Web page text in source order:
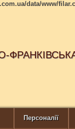
data/www/
Персоналії